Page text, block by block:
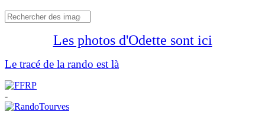
Les photos d'Odette sont ici
Le tracé de la rando est là
-